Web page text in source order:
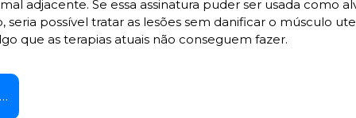
adjacente. Se essa assinatura puder ser usada como
seria possível tratar as lesões sem danificar o músculo
que as terapias atuais não conseguem fazer.